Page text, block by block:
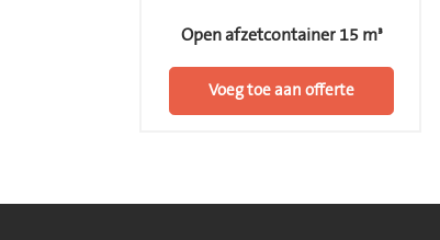
Open afzetcontainer 15 m³
Voeg toe aan offerte